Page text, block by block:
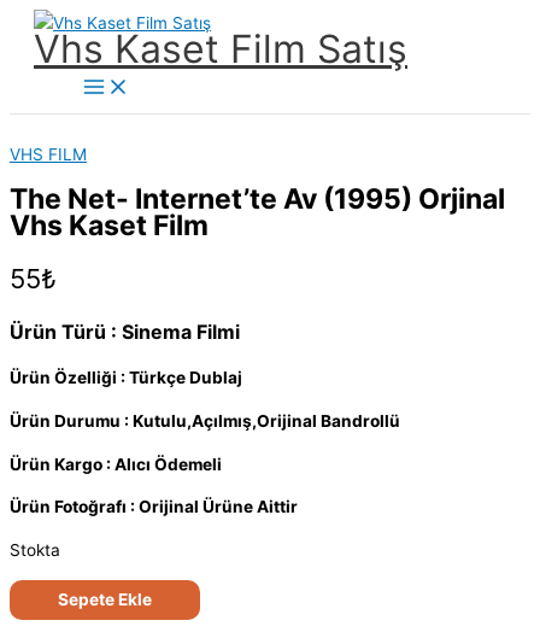
İçeriğe
Vhs Kaset Film Satış
Main
Menu
VHS FILM
The Net- Internet’te Av (1995) Orjinal
Vhs Kaset Film
55₺
Ürün Türü : Sinema Filmi
Ürün Özelliği : Türkçe Dublaj
Ürün Durumu : Kutulu,Açılmış,Orijinal Bandrollü
Ürün Kargo : Alıcı Ödemeli
Ürün Fotoğrafı : Orijinal Ürüne Aittir
Stokta
The
Net-
Sepete Ekle